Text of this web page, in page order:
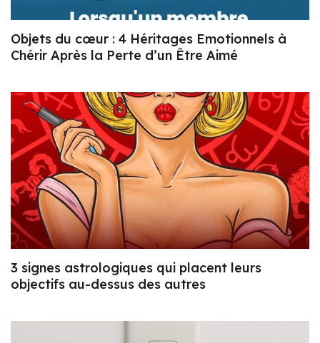
Objets du cœur : 4 Héritages Emotionnels à
Chérir Après la Perte d’un Être Aimé
3 signes astrologiques qui placent leurs
objectifs au-dessus des autres